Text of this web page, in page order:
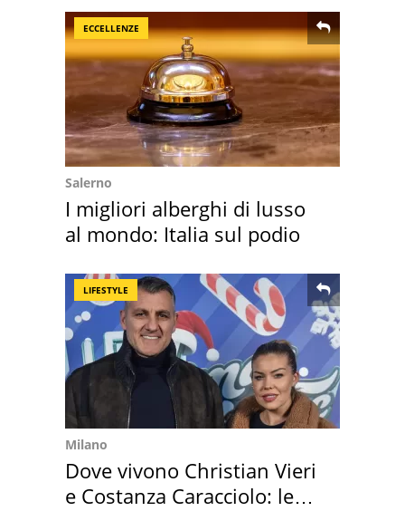
ECCELLENZE
Salerno
I migliori alberghi di lusso
al mondo: Italia sul podio
LIFESTYLE
Milano
Dove vivono Christian Vieri
e Costanza Caracciolo: le